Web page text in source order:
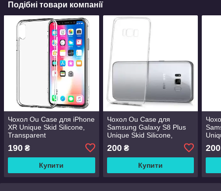
Подібні товари компанії
Чохол Ou Case для iPhone
XR Unique Skid Silicone,
Transparent
190 ₴
Купити
Чохол Ou Case для
Samsung Galaxy S8 Plus
Unique Skid Silicone,
200₴
Купити
200